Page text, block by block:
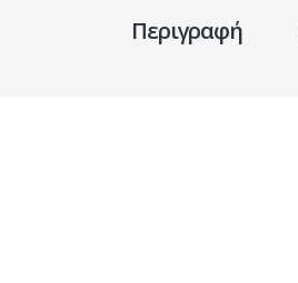
Περιγραφή